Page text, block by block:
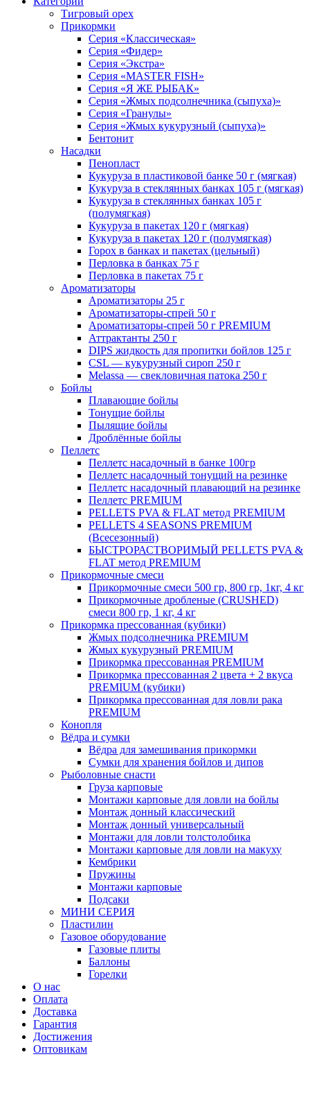
Тигровый орех
Прикормки
Серия «Классическая»
Серия «Фидер»
Серия «Экстра»
Серия «MASTER FISH»
Серия «Я ЖЕ РЫБАК»
Серия «Жмых подсолнечника (сыпуха)»
Cерия «Гранулы»
Серия «Жмых кукурузный (сыпуха)»
Бентонит
Насадки
Пенопласт
Кукуруза в пластиковой банке 50 г (мягкая)
Кукуруза в стеклянных банках 105 г (мягкая)
Кукуруза в стеклянных банках 105 г
(полумягкая)
Кукуруза в пакетах 120 г (мягкая)
Кукуруза в пакетах 120 г (полумягкая)
Горох в банках и пакетах (цельный)
Перловка в банках 75 г
Перловка в пакетах 75 г
Ароматизаторы
Ароматизаторы 25 г
Ароматизаторы-спрей 50 г
Ароматизаторы-спрей 50 г PREMIUM
Аттрактанты 250 г
DIPS жидкость для пропитки бойлов 125 г
CSL — кукурузный сироп 250 г
Melassa — свекловичная патока 250 г
Бойлы
Плавающие бойлы
Тонущие бойлы
Пылящие бойлы
Дроблённые бойлы
Пеллетс
Пеллетс насадочный в банке 100гр
Пеллетс насадочный тонущий на резинке
Пеллетс насадочный плавающий на резинке
Пеллетс PREMIUM
PELLETS PVA & FLAT метод PREMIUM
PELLETS 4 SEASONS PREMIUM
(Всесезонный)
БЫСТРОРАСТВОРИМЫЙ PELLETS PVA &
FLAT метод PREMIUM
Прикормочные смеси
Прикормочные смеси 500 гр, 800 гр, 1кг, 4 кг
Прикормочные дробленые (CRUSHED)
смеси 800 гр, 1 кг, 4 кг
Прикормка прессованная (кубики)
Жмых подсолнечника PREMIUM
Жмых кукурузный PREMIUM
Прикормка прессованная PREMIUM
Прикормка прессованная 2 цвета + 2 вкуса
PREMIUM (кубики)
Прикормка прессованная для ловли рака
PREMIUM
Конопля
Вёдра и сумки
Вёдра для замешивания прикормки
Сумки для хранения бойлов и дипов
Рыболовные снасти
Груза карповые
Монтажи карповые для ловли на бойлы
Монтаж донный классический
Монтаж донный универсальный
Монтажи для ловли толстолобика
Монтажи карповые для ловли на макуху
Кембрики
Пружины
Монтажи карповые
Подсаки
МИНИ СЕРИЯ
Пластилин
Газовое оборудование
Газовые плиты
Баллоны
Горелки
О нас
Оплата
Доставка
Гарантия
Достижения
Оптовикам